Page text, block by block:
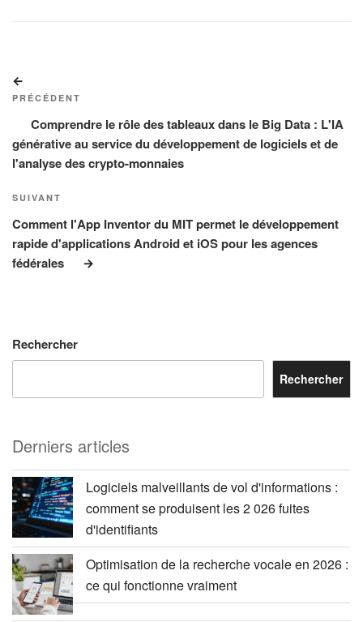
de
l’article
précédent
PRÉCÉDENT
Comprendre le rôle des tableaux dans le Big Data : L'IA
générative au service du développement de logiciels et de
l'analyse des crypto-monnaies
Article
suivant
SUIVANT
Comment l'App Inventor du MIT permet le développement
rapide d'applications Android et iOS pour les agences
fédérales
Rechercher
Rechercher
Derniers articles
Logiciels malveillants de vol d'informations :
comment se produisent les 2 026 fuites
d'identifiants
Optimisation de la recherche vocale en 2026 :
ce qui fonctionne vraiment